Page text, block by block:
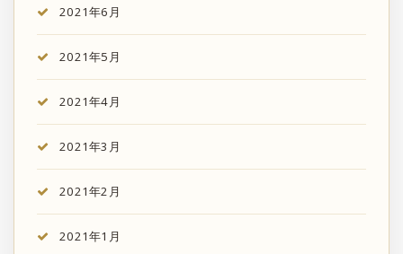
2021年6月
2021年5月
2021年4月
2021年3月
2021年2月
2021年1月